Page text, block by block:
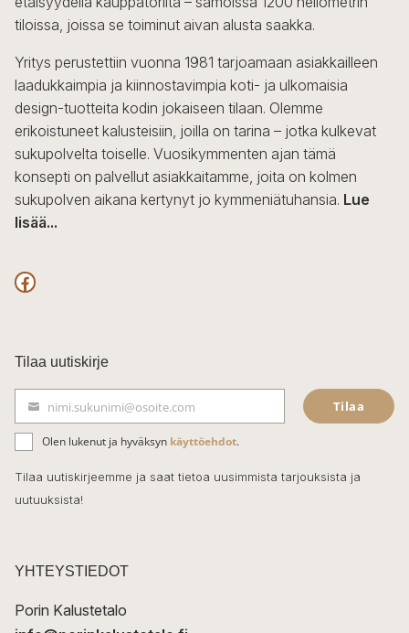
tiloissa, joissa se toiminut aivan alusta saakka.
Yritys perustettiin vuonna 1981 tarjoamaan asiakkailleen
laadukkaimpia ja kiinnostavimpia koti- ja ulkomaisia
design-tuotteita kodin jokaiseen tilaan. Olemme
erikoistuneet kalusteisiin, joilla on tarina – jotka kulkevat
sukupolvelta toiselle. Vuosikymmenten ajan tämä
konsepti on palvellut asiakkaitamme, joita on kolmen
sukupolven aikana kertynyt jo kymmeniätuhansia. Lue
lisää...
F
c
e
b
o
o
k
Tilaa uutiskirje
ä
h
k
t
nimi.sukunimi@osoite.com Tilaa
Olen lukenut ja hyväksyn käyttöehdot.
Tilaa uutiskirjeemme ja saat tietoa uusimmista tarjouksista ja
uutuuksista!
YHTEYSTIEDOT
Porin Kalustetalo